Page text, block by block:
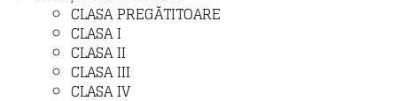
CLASA PREGĂTITOARE
CLASA I
CLASA II
CLASA III
CLASA IV